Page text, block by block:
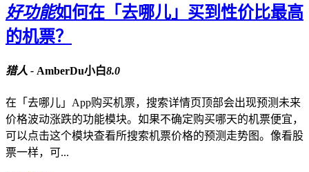
好功能如何在「去哪儿」买到性价比最高
的机票？
猎人 - AmberDu小白8.0
在「去哪儿」App购买机票，搜索详情页顶部会出现预测未来
价格波动涨跌的功能模块。如果不确定购买哪天的机票便宜，
可以点击这个模块查看所搜索机票价格的预测走势图。像看股
票一样，可...